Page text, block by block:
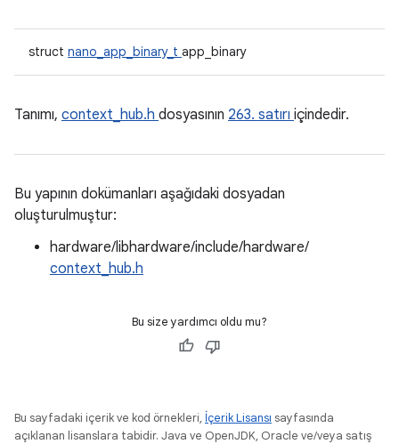
struct nano_app_binary_t app_binary
Tanımı, context_hub.h dosyasının 263. satırı içindedir.
Bu yapının dokümanları aşağıdaki dosyadan
oluşturulmuştur:
hardware/libhardware/include/hardware/
context_hub.h
Bu size yardımcı oldu mu?
Bu sayfadaki içerik ve kod örnekleri, İçerik Lisansı sayfasında
açıklanan lisanslara tabidir. Java ve OpenJDK, Oracle ve/veya satış